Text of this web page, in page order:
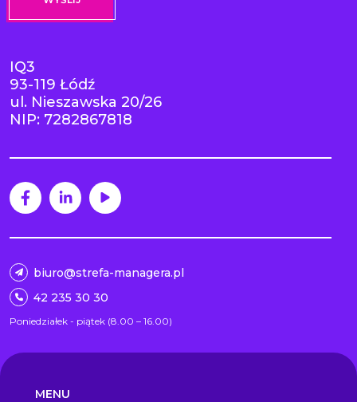
IQ3
93-119 Łódź
ul. Nieszawska 20/26
NIP: 7282867818
biuro@strefa-managera.pl
42 235 30 30
Poniedziałek - piątek (8.00 – 16.00)
MENU